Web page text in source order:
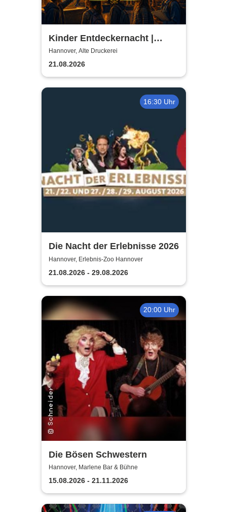
Kinder Entdeckernacht |
TUTANCHAMUN | Hannover -
Ein Immersives Abenteuer
Hannover, Alte Druckerei
21.08.2026
16:30 Uhr
Die Nacht der Erlebnisse 2026
Hannover, Erlebnis-Zoo Hannover
21.08.2026 - 29.08.2026
20:00 Uhr
Die Bösen Schwestern
Hannover, Marlene Bar & Bühne
15.08.2026 - 21.11.2026